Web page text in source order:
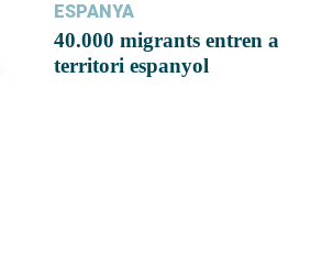
ESPANYA
40.000 migrants entren a
territori espanyol